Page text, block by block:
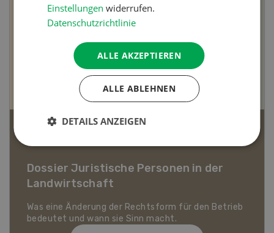
Dossier Bio-Artikel
Einstellungen widerrufen.
Datenschutzrichtlinie
ALLE AKZEPTIEREN
ALLE ABLEHNEN
DETAILS ANZEIGEN